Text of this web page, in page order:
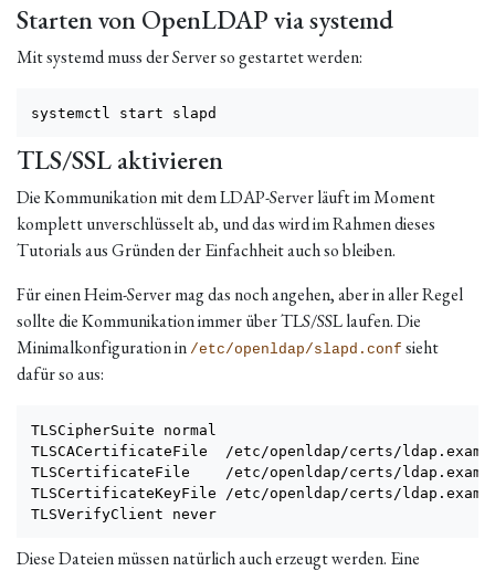
Starten von OpenLDAP via systemd
Mit systemd muss der Server so gestartet werden:
systemctl start slapd
TLS/SSL aktivieren
Die Kommunikation mit dem LDAP-Server läuft im Moment
komplett unverschlüsselt ab, und das wird im Rahmen dieses
Tutorials aus Gründen der Einfachheit auch so bleiben.
Für einen Heim-Server mag das noch angehen, aber in aller Regel
sollte die Kommunikation immer über TLS/SSL laufen. Die
Minimalkonfiguration in /etc/openldap/slapd.conf sieht
dafür so aus:
TLSCipherSuite normal
TLSCACertificateFile  /etc/openldap/certs/
TLSCertificateFile    /etc/openldap/certs/
TLSCertificateKeyFile /etc/openldap/certs/
TLSVerifyClient never
Diese Dateien müssen natürlich auch erzeugt werden. Eine